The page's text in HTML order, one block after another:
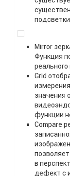
Mirror
Функция
Grid
значения
функции
Compare
в
дефект с